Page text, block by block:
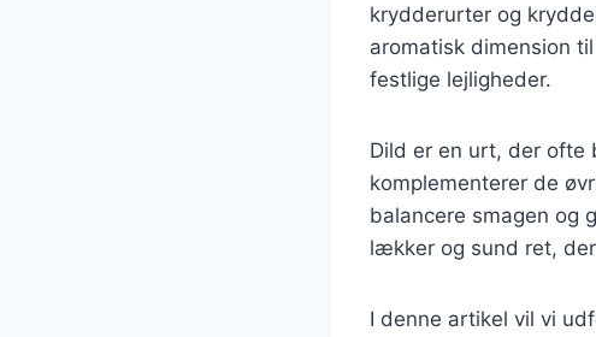
krydderurter og
aromatisk dimension
festlige lejligheder.
Dild er en urt, der ofte
komplementerer de
balancere smagen og
lækker og sund ret,
I denne artikel vil vi